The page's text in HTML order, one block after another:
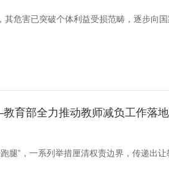
危害已突破个体利益受损范畴，逐步向国
育部全力推动教师减负工作落
腿”，一系列举措厘清权责边界，传递出